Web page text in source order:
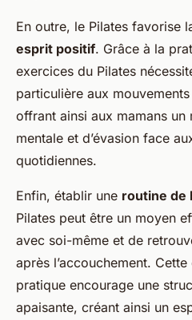
En outre, le Pilates favorise
esprit positif. Grâce à la
exercices du Pilates
particulière aux
offrant ainsi aux mamans un
mentale et d’évasion face
quotidiennes.
Enfin, établir une routine de
Pilates peut être un moyen
avec soi-même et de
après l’accouchement.
pratique encourage une
apaisante, créant ainsi un